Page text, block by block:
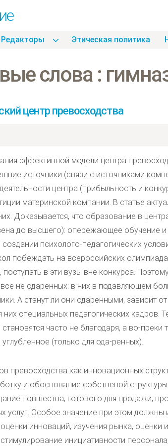
Pедакторы Этическая политика
слова :
центр превосходства
эффективной модели центра
источники (связи с источниками
центра (прибыльность и
материнской компании. В статье
Доказывается, что образование в
до высшего): опережающее обучение и
психолого-педагогических
побеждать на всероссийских
поступать в эти вузы вне конкурса.
не одаренных: в них в подавляющем
А станут ли они одаренными, зависит
них специальных педагогических кадров.
часто не благодаря, а во-
(только для ода-ренных).
превосходства как инновационных
и обоснование собственой
новшества, готового для продажи;
услуг. Особое значение при этом
инноваций, изучения рынка,
инициативности